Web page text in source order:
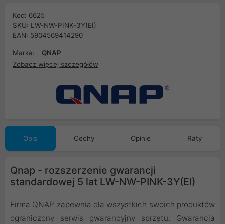
Kod: 6625
SKU: LW-NW-PINK-3Y(EI)
EAN: 5904569414290
Marka:
QNAP
Zobacz więcej szczegółów
Opis Cechy Opinie Raty
Qnap - rozszerzenie gwarancji
standardowej 5 lat LW-NW-PINK-3Y(EI)
Firma QNAP zapewnia dla wszystkich swoich produktów
ograniczony serwis gwarancyjny sprzętu. Gwarancja